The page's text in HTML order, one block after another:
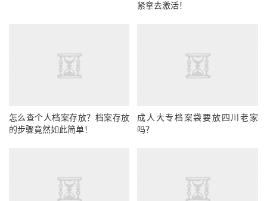
紧拿去激活！
怎么查个人档案存放？档案存放
的步骤竟然如此简单！
成人大专档案袋要放四川老家
吗？